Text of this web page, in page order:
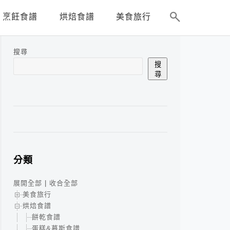
烹飪食譜 烘焙食譜 美食旅行
搜尋
搜
尋
分類
展開全部
收合全部
美食旅行
烘焙食譜
餅乾食譜
蛋糕&慕斯食譜